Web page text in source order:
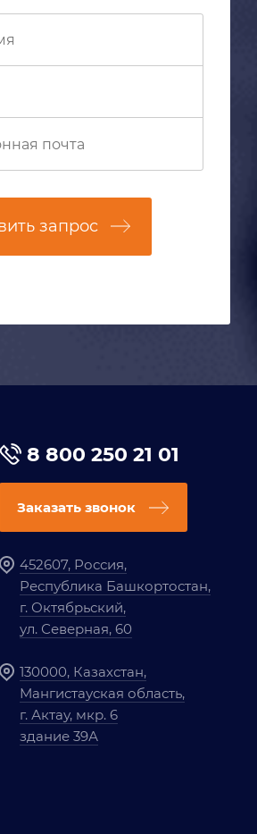
запрос
8 800 250 21 01
Заказать звонок
452607, Россия,
Республика Башкортостан,
г. Октябрьский,
ул. Северная, 60
130000, Казахстан,
Мангистауская область,
г. Актау, мкр. 6
здание 39А